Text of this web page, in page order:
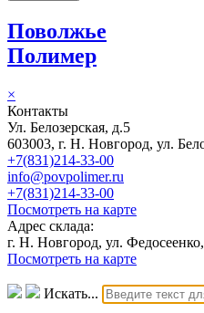
Поволжье
Полимер
×
Контакты
Ул. Белозерская, д.5
603003, г. Н. Новгород, ул.
+7(831)214-33-00
info@povpolimer.ru
+7(831)214-33-00
Посмотреть на карте
Адрес склада:
г. Н. Новгород, ул.
Посмотреть на карте
Искать...